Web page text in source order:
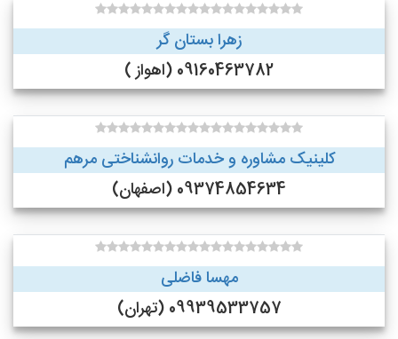
زهرا بستان گر
09160463782 (اهواز )
کلینیک مشاوره و خدمات روانشناختی مرهم
09374854634 (اصفهان)
مهسا فاضلی
09939533757 (تهران)